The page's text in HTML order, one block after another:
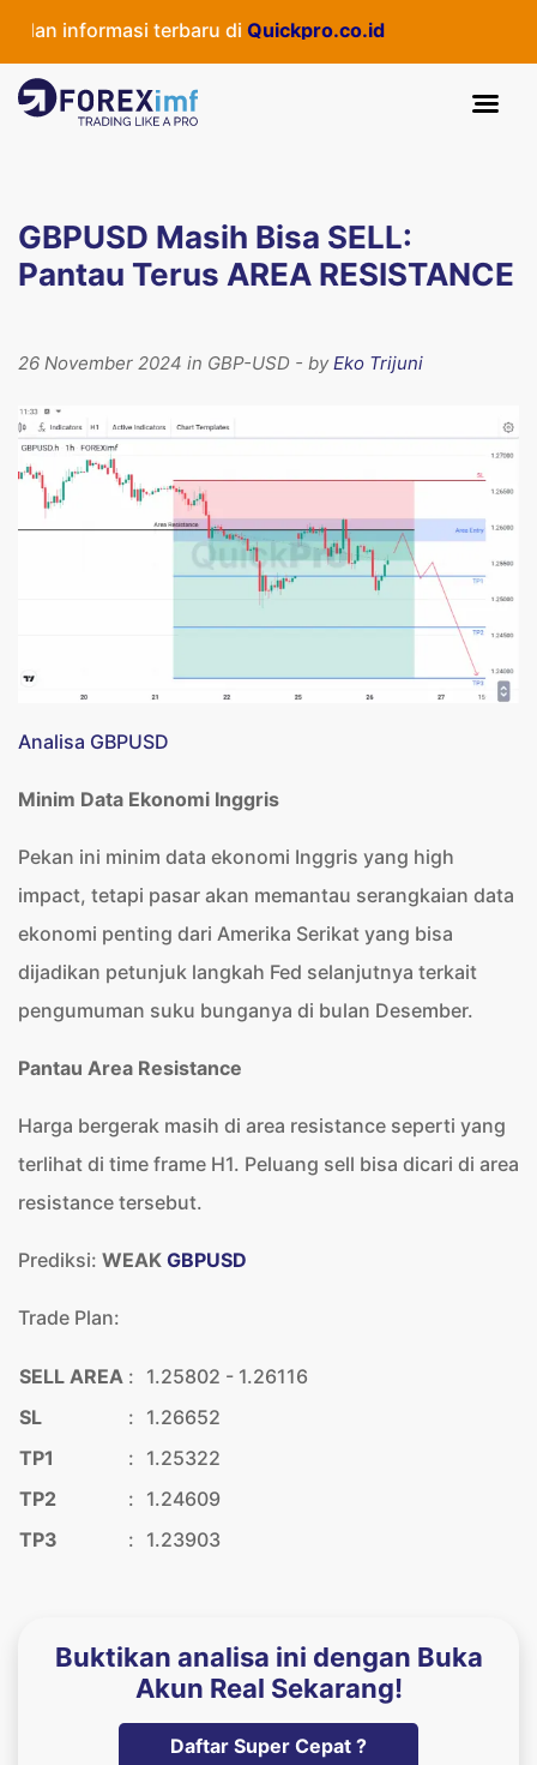
informasi terbaru di Quickpro.co.id
GBPUSD Masih Bisa SELL:
Pantau Terus AREA RESISTANCE
26 November 2024 in GBP-USD - byEko Trijuni
Analisa GBPUSD
Minim Data Ekonomi Inggris
Pekan ini minim data ekonomi Inggris yang high
impact, tetapi pasar akan memantau serangkaian data
ekonomi penting dari Amerika Serikat yang bisa
dijadikan petunjuk langkah Fed selanjutnya terkait
pengumuman suku bunganya di bulan Desember.
Pantau Area Resistance
Harga bergerak masih di area resistance seperti yang
terlihat di time frame H1. Peluang sell bisa dicari di area
resistance tersebut.
Prediksi: WEAK GBPUSD
Trade Plan:
SELL AREA : 1.25802 - 1.26116
SL
: 1.26652
TP1
: 1.25322
TP2
: 1.24609
TP3
: 1.23903
Buktikan analisa ini dengan Buka
Akun Real Sekarang!
Daftar Super Cepat ?